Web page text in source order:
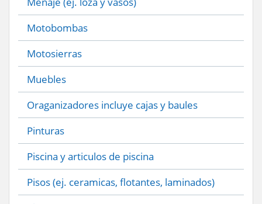
Motobombas
Motosierras
Muebles
Oraganizadores incluye cajas y baules
Pinturas
Piscina y articulos de piscina
Pisos (ej. ceramicas, flotantes, laminados)